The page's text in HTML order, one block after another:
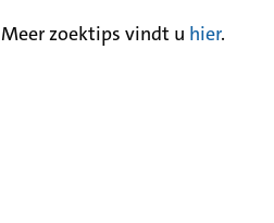
Meer zoektips vindt u hier.